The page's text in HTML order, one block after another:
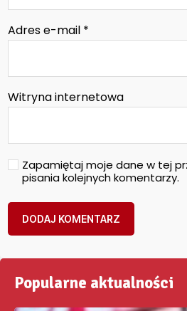
Adres e-mail *
Witryna internetowa
Zapamiętaj moje dane w tej
pisania kolejnych komentarzy.
Popularne aktualności